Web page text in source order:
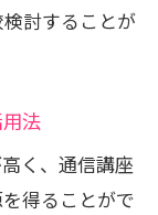
討することが
法
く、通信講座
得ることがで